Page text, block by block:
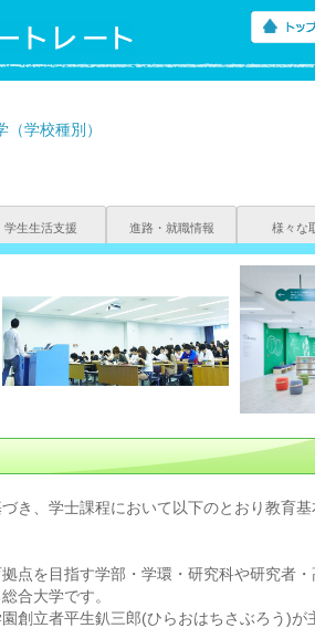
学校種別）
学生生活支援 進路・就職情報 様々な
き、学士課程において以下のとおり教育基
点を目指す学部・学環・研究科や研究者
合大学です。
創立者平生釟三郎(ひらおはちさぶろう)が